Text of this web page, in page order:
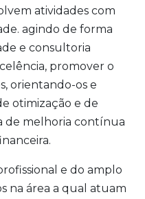
atividades com
agindo de forma
e consultoria
promover o
orientando-os e
otimização e de
de melhoria contínua
e do amplo
na área a qual atuam